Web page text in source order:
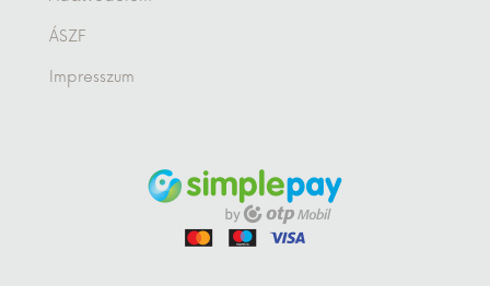
ÁSZF
Impresszum